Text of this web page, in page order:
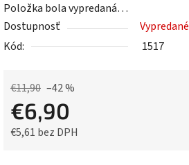
z
5
hviezdičiek.
Položka bola vypredaná…
Dostupnosť
Vypredané
Kód:
1517
€11,90 –42 %
€6,90
€5,61 bez DPH